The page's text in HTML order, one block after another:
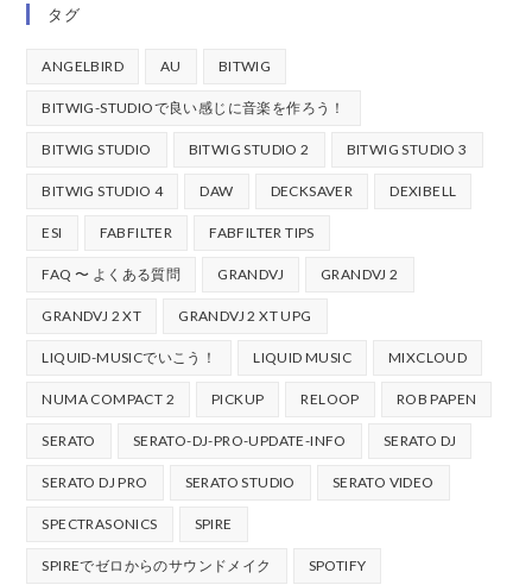
タグ
ANGELBIRD AU BITWIG
BITWIG-STUDIOで良い感じに音楽を作ろう！
BITWIG STUDIO BITWIG STUDIO 2 BITWIG STUDIO 3
BITWIG STUDIO 4 DAW DECKSAVER DEXIBELL
ESI FABFILTER FABFILTER TIPS
FAQ 〜 よくある質問 GRANDVJ GRANDVJ 2
GRANDVJ 2 XT GRANDVJ 2 XT UPG
LIQUID-MUSICでいこう！ LIQUID MUSIC MIXCLOUD
NUMA COMPACT 2 PICKUP RELOOP ROB PAPEN
SERATO SERATO-DJ-PRO-UPDATE-INFO SERATO DJ
SERATO DJ PRO SERATO STUDIO SERATO VIDEO
SPECTRASONICS SPIRE
SPIREでゼロからのサウンドメイク SPOTIFY